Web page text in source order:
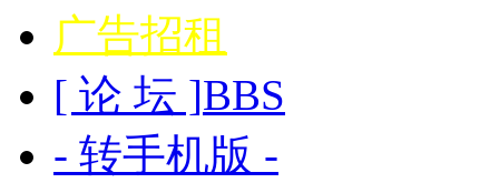
广告招租
[ 论 坛 ]BBS
- 转手机版 -